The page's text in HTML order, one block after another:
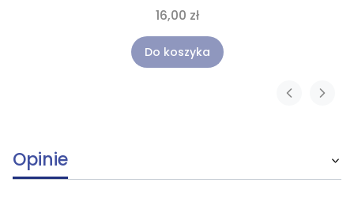
16,00 zł
Do koszyka
Opinie